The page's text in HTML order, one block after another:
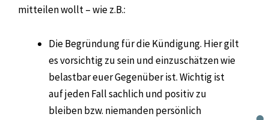
mitteilen wollt – wie z.B.:
Die Begründung für die Kündigung. Hier gilt
es vorsichtig zu sein und einzuschätzen wie
belastbar euer Gegenüber ist. Wichtig ist
auf jeden Fall sachlich und positiv zu
bleiben bzw. niemanden persönlich